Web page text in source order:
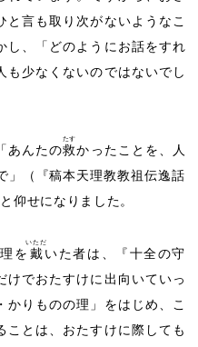
と言も取り次がないようなこ
し、「どのようにお話をすれ
も少なくないのではないでし
あんたの救
たす
かったことを、人
」（『稿本天理教教祖伝逸話
仰せになりました。
を 戴
いただ
いた者は、『十全の守
けでおたすけに出向いていっ
かりものの理」をはじめ、こ
ことは、おたすけに際しても